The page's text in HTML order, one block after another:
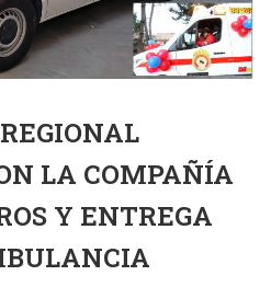
LA COMPAÑÍA
Y ENTREGA